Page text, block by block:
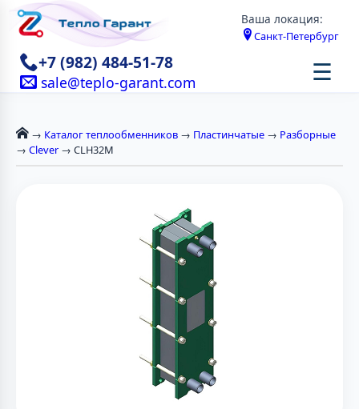
Ваша локация:
Санкт-Петербург
+7 (982) 484-51-78
sale@teplo-garant.com ☰
→ Каталог теплообменников → Пластинчатые → Разборные
→ Clever → CLH32M